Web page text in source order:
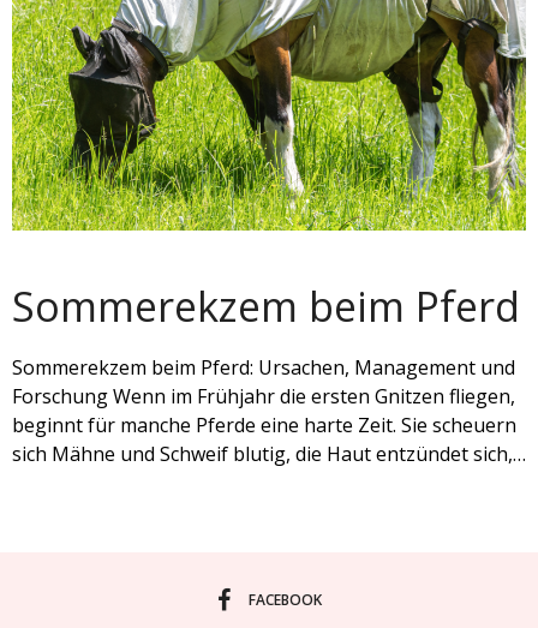
Sommerekzem beim Pferd
Sommerekzem beim Pferd: Ursachen, Management und
Forschung Wenn im Frühjahr die ersten Gnitzen fliegen,
beginnt für manche Pferde eine harte Zeit. Sie scheuern
sich Mähne und Schweif blutig, die Haut entzündet sich,…
FACEBOOK